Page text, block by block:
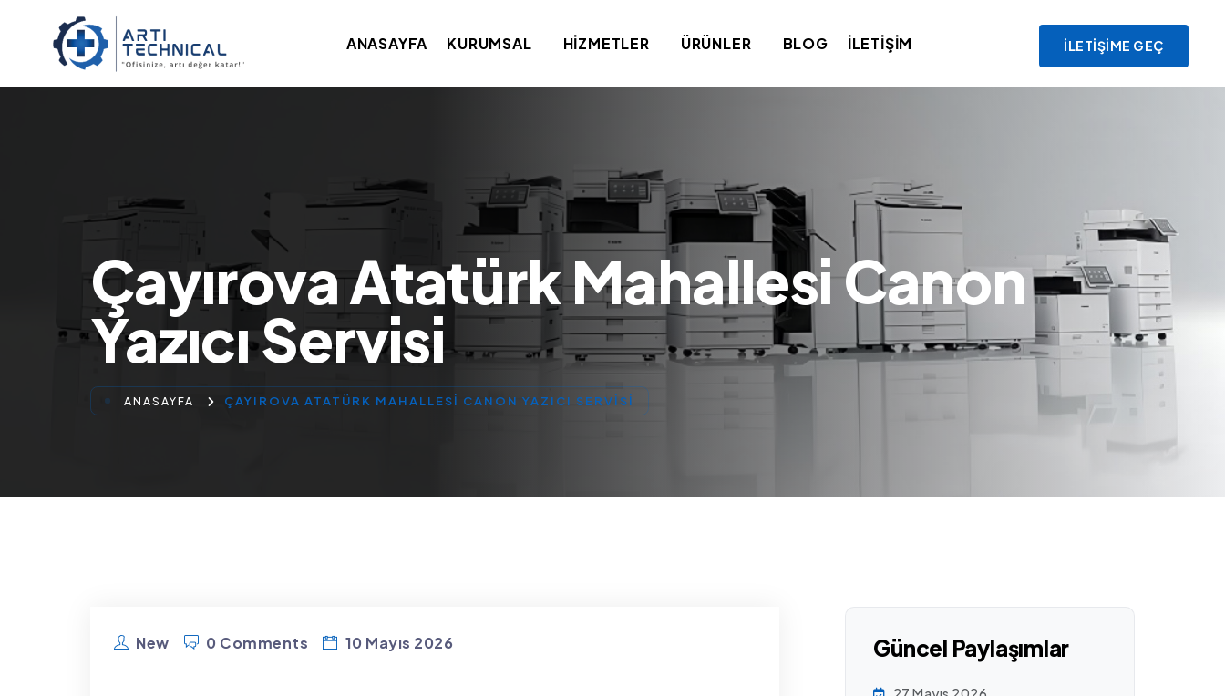
ANASAYFA KURUMSAL HIZMETLER ÜRÜNLER BLOG İLETIŞIM İLETIŞIME GEÇ
Çayırova Atatürk Mahallesi Canon
Yazıcı Servisi
ANASAYFA ÇAYIROVA ATATÜRK MAHALLESI CANON YAZICI SERVISI
New 0 Comments 10 Mayıs 2026 Güncel Paylaşımlar